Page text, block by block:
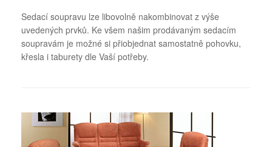
Sedací soupravu lze libovolně nakombinovat z výše
uvedených prvků. Ke všem našim prodávaným sedacím
soupravám je možné si přiobjednat samostatně pohovku,
křesla i taburety dle Vaší potřeby.